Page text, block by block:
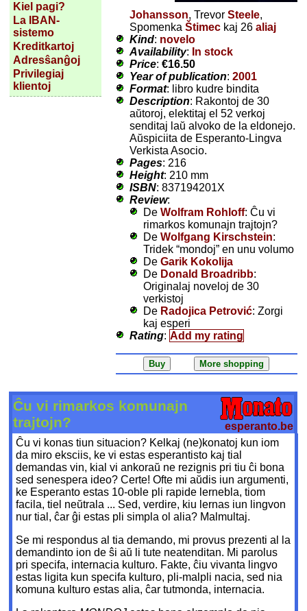
Kiel pagi?
La IBAN-
sistemo
Kreditkartoj
Adresŝanĝoj
Privilegiaj
klientoj
Johansson, Trevor Steele,
Spomenka Štimeckaj 26 aliaj
Kind: novelo
Availability: In stock
Price: €16.50
Year of publication: 2001
Format: libro kudre bindita
Description: Rakontoj de 30
aŭtoroj, elektitaj el 52 verkoj
senditaj laŭ alvoko de la eldonejo.
Aŭspiciita de Esperanto-Lingva
Verkista Asocio.
Pages: 216
Height: 210 mm
ISBN: 837194201X
Review:
De Wolfram Rohloff: Ĉu vi
rimarkos komunajn trajtojn?
De Wolfgang Kirschstein:
Tridek “mondoj” en unu volumo
De Garik Kokolija
De Donald Broadribb:
Originalaj noveloj de 30
verkistoj
De Radojica Petrović: Zorgi
kaj esperi
Rating: Add my rating
Ĉu vi rimarkos komunajn
trajtojn?
esperanto.be
Ĉu vi konas tiun situacion? Kelkaj (ne)konatoj kun iom
da miro eksciis, ke vi estas esperantisto kaj tial
demandas vin, kial vi ankoraŭ ne rezignis pri tiu ĉi bona
sed senespera ideo? Certe! Ofte mi aŭdis iun argumenti,
ke Esperanto estas 10-oble pli rapide lernebla, tiom
facila, tiel neŭtrala ... Sed, verdire, kiu lernas iun lingvon
nur tial, ĉar ĝi estas pli simpla ol alia? Malmultaj.
Se mi respondus al tia demando, mi provus prezenti al la
demandinto ion de ŝi aŭ li tute neatenditan. Mi parolus
pri specifa, internacia kulturo. Fakte, ĉiu vivanta lingvo
estas ligita kun specifa kulturo, pli-malpli nacia, sed nia
komuna kulturo estas alia, ĉar tutmonda, internacia.